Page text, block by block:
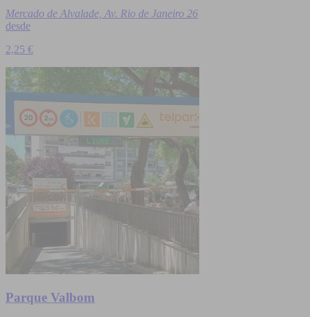
Mercado de Alvalade, Av. Rio de Janeiro 26
desde
2,25 €
Parque Valbom